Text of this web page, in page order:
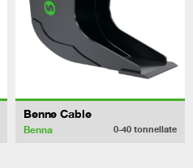
Benne Cable
Benna 0-40 tonnellate